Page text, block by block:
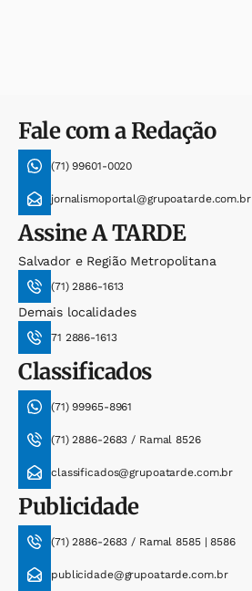
Fale com a Redação
(71) 99601-0020
jornalismoportal@grupoatarde.com.br
AssineA TARDE
Salvador e Região Metropolitana
(71) 2886-1613
Demais localidades
71 2886-1613
Classificados
(71) 99965-8961
(71) 2886-2683 / Ramal 8526
classificados@grupoatarde.com.br
Publicidade
(71) 2886-2683 / Ramal 8585 | 8586
publicidade@grupoatarde.com.br